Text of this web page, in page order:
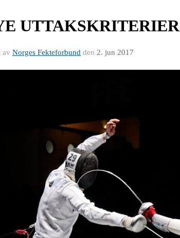
UTTAKSKRITERIER
av Norges Fekteforbund den 2. jun 2017